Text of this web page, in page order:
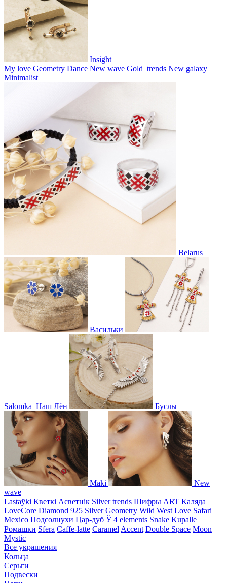
Insight
My love Geometry Dance New wave Gold_trends New galaxy
Minimalist
Belarus
Васильки
Salomka Наш Лён Буслы
Maki
New
wave
Lastaўki Кветкі Асветнiк Silver trends Шифры ART Каляда
LoveCore Diamond 925 Silver Geometry Wild West Love Safari
Mexico Подсолнухи Цар-дуб Ў 4 elements Snake Kupalle
Ромашки Sfera Caffe-latte Caramel Accent Double Space Moon
Mystic
Все украшения
Кольца
Серьги
Подвески